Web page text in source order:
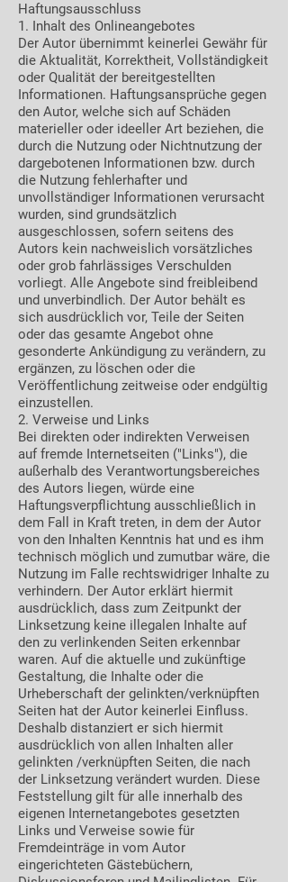
Haftungsausschluss
1. Inhalt des Onlineangebotes
Der Autor übernimmt keinerlei Gewähr für
die Aktualität, Korrektheit, Vollständigkeit
oder Qualität der bereitgestellten
Informationen. Haftungsansprüche gegen
den Autor, welche sich auf Schäden
materieller oder ideeller Art beziehen, die
durch die Nutzung oder Nichtnutzung der
dargebotenen Informationen bzw. durch
die Nutzung fehlerhafter und
unvollständiger Informationen verursacht
wurden, sind grundsätzlich
ausgeschlossen, sofern seitens des
Autors kein nachweislich vorsätzliches
oder grob fahrlässiges Verschulden
vorliegt. Alle Angebote sind freibleibend
und unverbindlich. Der Autor behält es
sich ausdrücklich vor, Teile der Seiten
oder das gesamte Angebot ohne
gesonderte Ankündigung zu verändern, zu
ergänzen, zu löschen oder die
Veröffentlichung zeitweise oder endgültig
einzustellen.
2. Verweise und Links
Bei direkten oder indirekten Verweisen
auf fremde Internetseiten ("Links"), die
außerhalb des Verantwortungsbereiches
des Autors liegen, würde eine
Haftungsverpflichtung ausschließlich in
dem Fall in Kraft treten, in dem der Autor
von den Inhalten Kenntnis hat und es ihm
technisch möglich und zumutbar wäre, die
Nutzung im Falle rechtswidriger Inhalte zu
verhindern. Der Autor erklärt hiermit
ausdrücklich, dass zum Zeitpunkt der
Linksetzung keine illegalen Inhalte auf
den zu verlinkenden Seiten erkennbar
waren. Auf die aktuelle und zukünftige
Gestaltung, die Inhalte oder die
Urheberschaft der gelinkten/verknüpften
Seiten hat der Autor keinerlei Einfluss.
Deshalb distanziert er sich hiermit
ausdrücklich von allen Inhalten aller
gelinkten /verknüpften Seiten, die nach
der Linksetzung verändert wurden. Diese
Feststellung gilt für alle innerhalb des
eigenen Internetangebotes gesetzten
Links und Verweise sowie für
Fremdeinträge in vom Autor
eingerichteten Gästebüchern,